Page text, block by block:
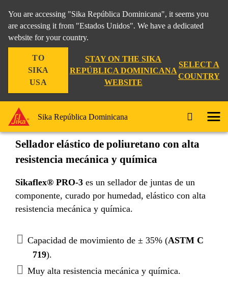
You are accessing "Sika República Dominicana", it seems you
are accessing it from "Estados Unidos". We have a dedicated
website for your country.
TO
SIKA
USA
STAY ON THE SIKA
REPÚBLICA DOMINICANA
WEBSITE
SELECT A
COUNTRY
Sika República Dominicana
Sikaflex® PRO-3
Sellador elástico de poliuretano con alta
resistencia mecánica y química
Sikaflex® PRO-3 es un sellador de juntas de un
componente, curado por humedad, elástico con alta
resistencia mecánica y química.
Capacidad de movimiento de ± 35% (ASTM C
719).
Muy alta resistencia mecánica y química.